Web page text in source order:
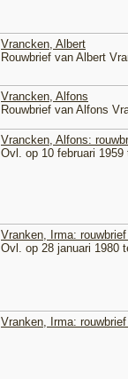
Vrancken, Albert
Rouwbrief van Albert
Vrancken, Alfons
Rouwbrief van Alfons
Vrancken, Alfons:
Ovl. op 10 februari 1959
Vranken, Irma:
Ovl. op 28 januari 1980
Vranken, Irma: